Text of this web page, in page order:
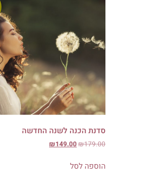
סדנת הכנה לשנה החדשה
₪179.00
₪149.00
הוספה לסל